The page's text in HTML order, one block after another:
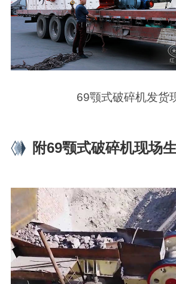
69颚式破碎机发货
附69颚式破碎机现场